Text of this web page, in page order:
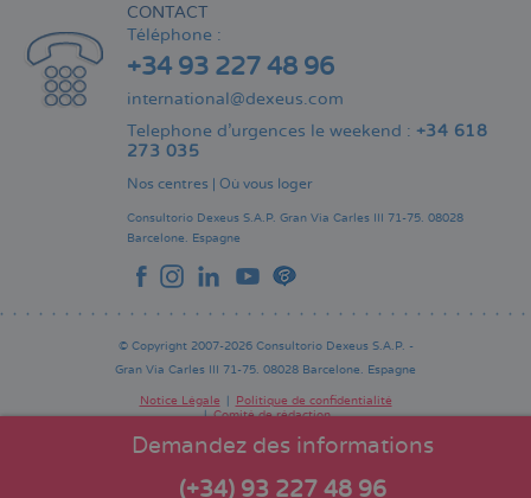
Demandez des informations
(+34) 93 227 48 96
CONTACT
Téléphone :
+34 93 227 48 96
international@dexeus.com
Telephone d’urgences le weekend : +34 618
273 035
Nos centres | Où vous loger
Consultorio Dexeus S.A.P. Gran Via Carles III 71-75. 08028
Barcelone. Espagne
© Copyright 2007-2026 Consultorio Dexeus S.A.P. -
Gran Via Carles III 71-75. 08028 Barcelone. Espagne
Pie
Notice Légale
Politique de confidentialité
Comité de rédaction